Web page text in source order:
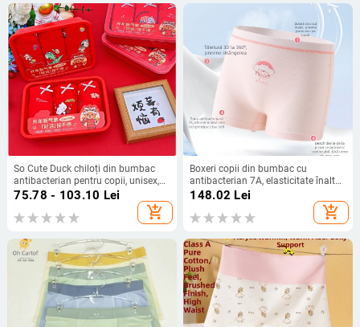
So Cute Duck chiloți din bumbac
antibacterian pentru copii, unisex,
cu imprimeu rață drăguță
75.78 - 103.10 Lei
add_shopping_cart
Boxeri copii din bumbac cu
antibacterian 7A, elasticitate înaltă,
finisaj moale, 95% bumbac
148.02 Lei
add_shopping_cart